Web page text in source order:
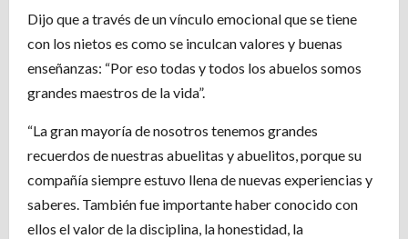
Dijo que a través de un vínculo emocional que se tiene
con los nietos es como se inculcan valores y buenas
enseñanzas: “Por eso todas y todos los abuelos somos
grandes maestros de la vida”.
“La gran mayoría de nosotros tenemos grandes
recuerdos de nuestras abuelitas y abuelitos, porque su
compañía siempre estuvo llena de nuevas experiencias y
saberes. También fue importante haber conocido con
ellos el valor de la disciplina, la honestidad, la